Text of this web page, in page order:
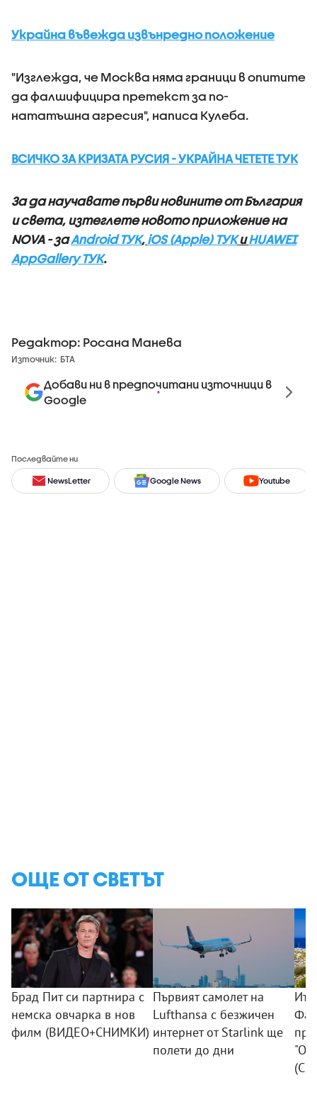
Украйна въвежда извънредно положение
"Изглежда, че Москва няма граници в опитите
да фалшифицира претекст за по-
нататъшна агресия", написа Кулеба.
ВСИЧКО ЗА КРИЗАТА РУСИЯ - УКРАЙНА ЧЕТЕТЕ ТУК
За да научавате първи новините от България
и света, изтеглете новото приложение на
NOVA - заAndroid ТУК, iOS (Apple) ТУКиHUAWEI
AppGallery ТУК.
Редактор: Росана Манева
Източник: БТА
Добави ни в предпочитани източници в
Google
Последвайте ни
NewsLetter Google News Youtube
ОЩЕ ОТ СВЕТЪТ
Брад Пит си партнира с
немска овчарка в нов
филм (ВИДЕО+СНИМКИ)
Първият самолет на
Lufthansa с безжичен
интернет от Starlink ще
полети до дни